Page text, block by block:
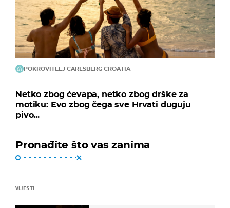
POKROVITELJ CARLSBERG CROATIA
Netko zbog ćevapa, netko zbog drške za
motiku: Evo zbog čega sve Hrvati duguju
pivo...
Pronađite što vas zanima
VIJESTI